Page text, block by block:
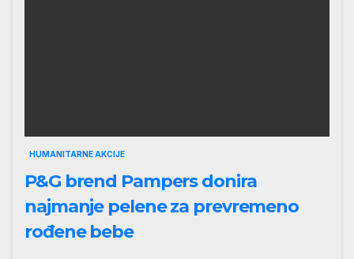
HUMANITARNE AKCIJE
P&G brend Pampers donira
najmanje pelene za prevremeno
rođene bebe